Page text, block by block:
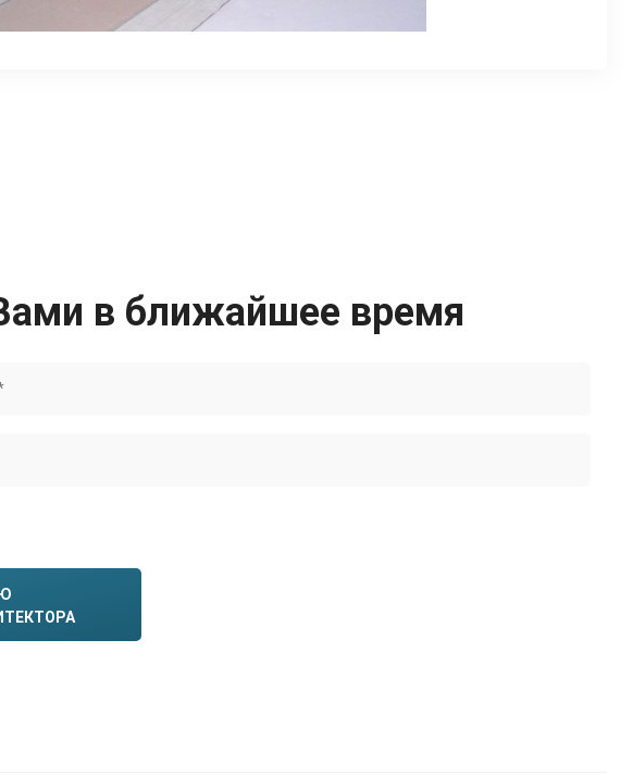
в ближайшее время